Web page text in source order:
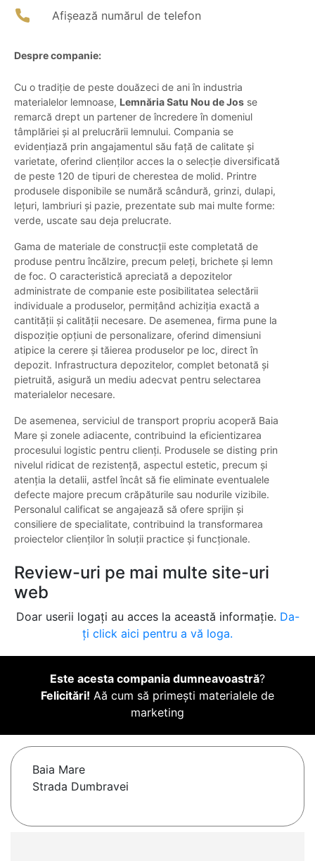
Afișează numărul de telefon
Despre companie:
Cu o tradiție de peste douăzeci de ani în industria
materialelor lemnoase, Lemnăria Satu Nou de Jos se
remarcă drept un partener de încredere în domeniul
tâmplăriei și al prelucrării lemnului. Compania se
evidențiază prin angajamentul său față de calitate și
varietate, oferind clienților acces la o selecție diversificată
de peste 120 de tipuri de cherestea de molid. Printre
produsele disponibile se numără scândură, grinzi, dulapi,
lețuri, lambriuri și pazie, prezentate sub mai multe forme:
verde, uscate sau deja prelucrate.
Gama de materiale de construcții este completată de
produse pentru încălzire, precum peleți, brichete și lemn
de foc. O caracteristică apreciată a depozitelor
administrate de companie este posibilitatea selectării
individuale a produselor, permițând achiziția exactă a
cantității și calității necesare. De asemenea, firma pune la
dispoziție opțiuni de personalizare, oferind dimensiuni
atipice la cerere și tăierea produselor pe loc, direct în
depozit. Infrastructura depozitelor, complet betonată și
pietruită, asigură un mediu adecvat pentru selectarea
materialelor necesare.
De asemenea, serviciul de transport propriu acoperă Baia
Mare și zonele adiacente, contribuind la eficientizarea
procesului logistic pentru clienți. Produsele se disting prin
nivelul ridicat de rezistență, aspectul estetic, precum și
atenția la detalii, astfel încât să fie eliminate eventualele
defecte majore precum crăpăturile sau nodurile vizibile.
Personalul calificat se angajează să ofere sprijin și
consiliere de specialitate, contribuind la transformarea
proiectelor clienților în soluții practice și funcționale.
Review-uri pe mai multe site-uri
web
Doar userii logați au acces la această informație. Da-
ți click aici pentru a vă loga.
Este acesta compania dumneavoastră?
Felicitări! Aă cum să primești materialele de
marketing
Baia Mare
Strada Dumbravei